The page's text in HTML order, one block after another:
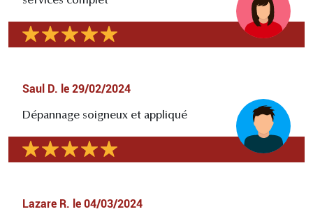
Saul D. le 29/02/2024
Dépannage soigneux et appliqué
Lazare R. le 04/03/2024